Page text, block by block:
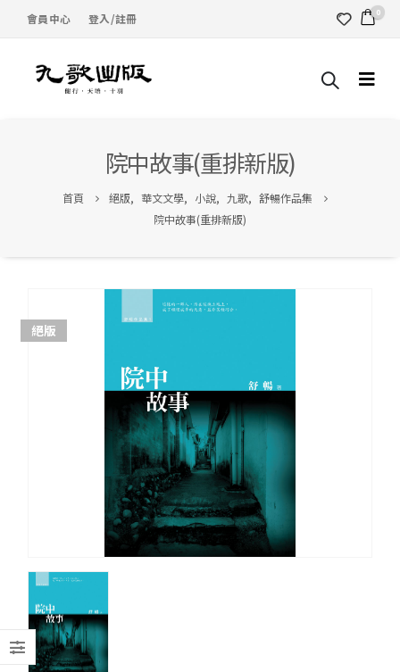
會員中心 登入/註冊 0
院中故事(重排新版)
首頁 絕版, 華文文學, 小說, 九歌, 舒暢作品集
院中故事(重排新版)
絕版